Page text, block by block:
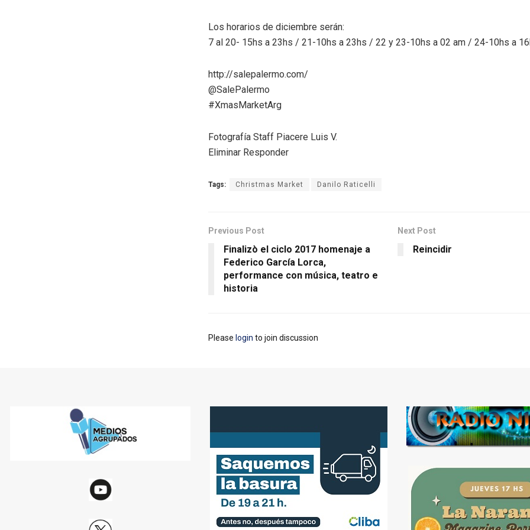
Los horarios de diciembre serán:
7 al 20- 15hs a 23hs / 21-10hs a 23hs / 22 y 23-10hs a 02 am / 24-10hs a
http://salepalermo.com/
@SalePalermo
#XmasMarketArg
Fotografía Staff Piacere Luis V.
Eliminar Responder
Tags: Christmas Market Danilo Raticelli
Previous Post
Finalizò el ciclo 2017 homenaje a
Federico García Lorca,
performance con música, teatro e
historia
Next Post
Reincidir
Please login to join discussion